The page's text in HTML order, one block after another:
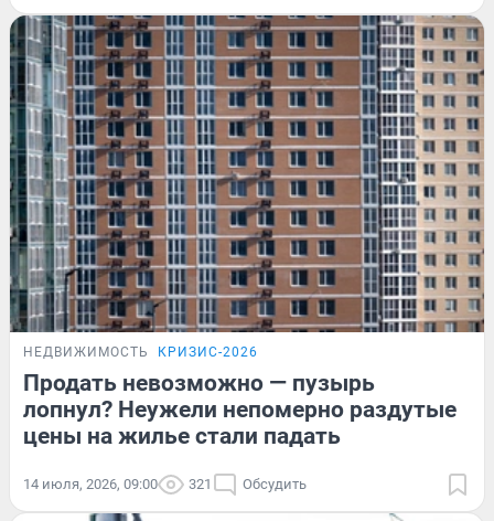
НЕДВИЖИМОСТЬ КРИЗИС-2026
Продать невозможно — пузырь
лопнул? Неужели непомерно раздутые
цены на жилье стали падать
14 июля, 2026, 09:00 321 Обсудить